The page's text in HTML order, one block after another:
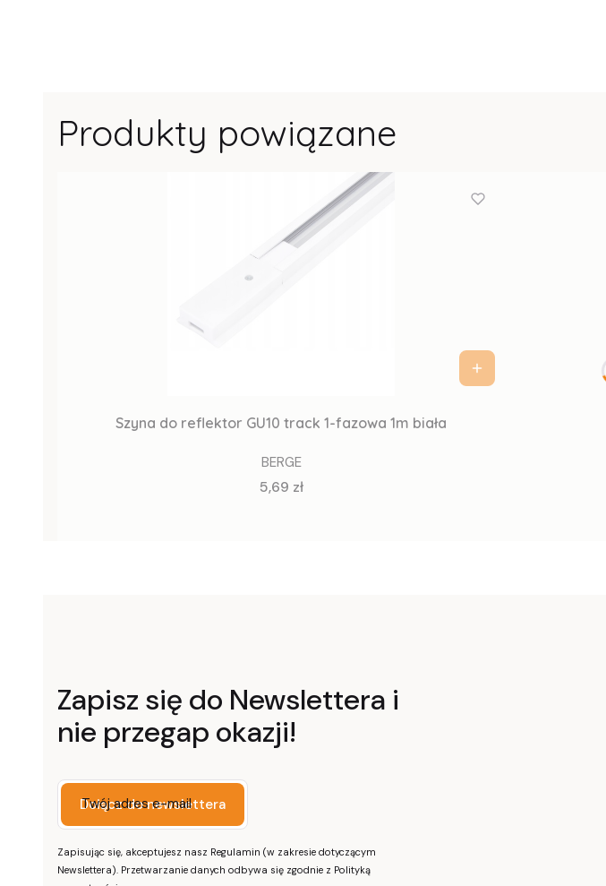
Produkty powiązane
Szyna do reflektor GU10 track 1-fazowa 1m biała
BERGE
Cena
5,69 zł
Zapisz się do Newslettera i
nie przegap okazji!
Twój adres e-mail
Dołącz do newslettera
Zapisując się, akceptujesz nasz Regulamin (w zakresie dotyczącym
Newslettera). Przetwarzanie danych odbywa się zgodnie z Polityką